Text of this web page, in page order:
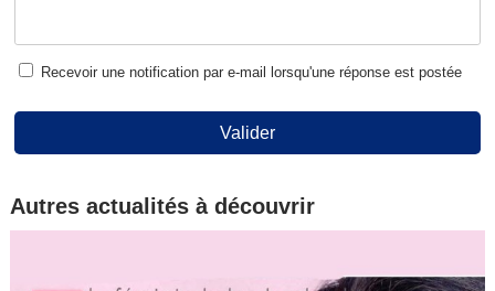
Recevoir une notification par e-mail lorsqu'une réponse est postée
Valider
Autres actualités à découvrir